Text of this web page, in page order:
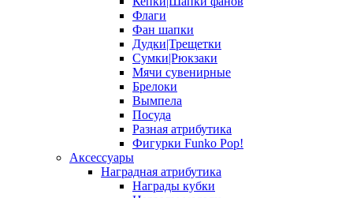
Флаги
Фан шапки
Дудки|Трещетки
Сумки|Рюкзаки
Мячи сувенирные
Брелоки
Вымпела
Посуда
Разная атрибутика
Фигурки Funko Pop!
Аксессуары
Наградная атрибутика
Награды кубки